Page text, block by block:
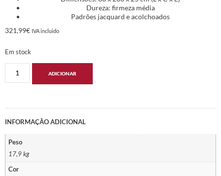
Dureza: firmeza média
Padrões jacquard e acolchoados
321,99€ IVA incluido
Em stock
ADICIONAR
INFORMAÇÃO ADICIONAL
Peso
17,9 kg
Cor